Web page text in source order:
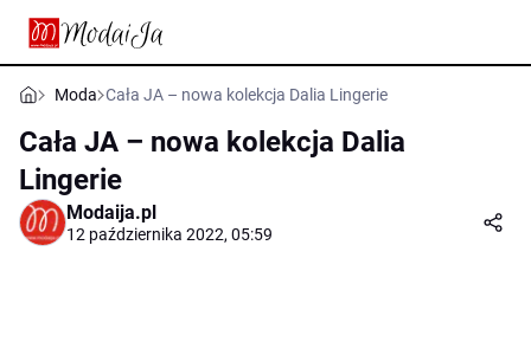
Moda Cała JA – nowa kolekcja Dalia Lingerie
Cała JA – nowa kolekcja Dalia
Lingerie
Modaija.pl
12 października 2022, 05:59